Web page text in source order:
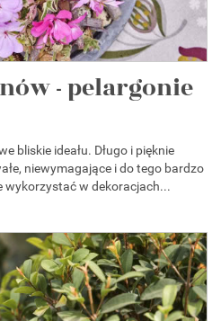
- pelargonie
bliskie ideału. Długo i pięknie
niewymagające i do tego bardzo
wykorzystać w dekoracjach...